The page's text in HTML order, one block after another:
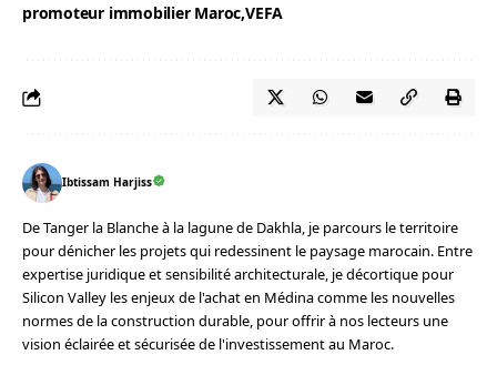
promoteur immobilier Maroc VEFA
Ibtissam Harjiss
De Tanger la Blanche à la lagune de Dakhla, je parcours le territoire
pour dénicher les projets qui redessinent le paysage marocain. Entre
expertise juridique et sensibilité architecturale, je décortique pour
Silicon Valley les enjeux de l'achat en Médina comme les nouvelles
normes de la construction durable, pour offrir à nos lecteurs une
vision éclairée et sécurisée de l'investissement au Maroc.